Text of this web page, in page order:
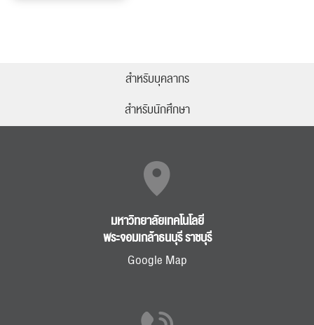
สำหรับบุคลากร
สำหรับนักศึกษา
มหาวิทยาลัยเทคโนโลยี
พระจอมเกล้าธนบุรี ราชบุรี
Google Map